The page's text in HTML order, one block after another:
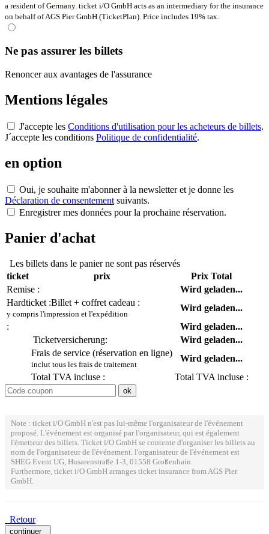
a resident of Germany. ticket i/O GmbH acts as an intermediary for the insurance
on behalf of AGS Pier GmbH (TicketPlan). Price includes 19% tax.
Ne pas assurer les billets
Renoncer aux avantages de l'assurance
Mentions légales
J'accepte les Conditions d'utilisation pour les acheteurs de billets.
J´accepte les conditions Politique de confidentialité.
en option
Oui, je souhaite m'abonner à la newsletter et je donne les
Déclaration de consentement suivants.
Enregistrer mes données pour la prochaine réservation.
Panier d'achat
Les billets dans le panier ne sont pas réservés
ticket
prix
Prix Total
Remise :
Wird geladen...
Hardticket :Billet + coffret cadeau :
y compris l'impression et l'expédition
Wird geladen...
:
Wird geladen...
Ticketversicherung:
Wird geladen...
Frais de service (réservation en ligne)
inclut tous les frais de traitement
Wird geladen...
Total TVA incluse :
Total TVA incluse :
Note : ticket i/O GmbH n'est pas lui-même l'organisateur de l'événement
proposé. L'événement est organisé par l'organisateur, qui est également
l'émetteur des billets. Ticket i/O GmbH se contente d'organiser les billets au
nom de l'organisateur de l'événement. l'organisateur de l'événement est
SHEG Event UG, Husarenstraße 1-3, 01558 Großenhain
Furthermore, ticket i/O GmbH arranges ticket insurance from AGS Pier
GmbH.
Retour
continuer